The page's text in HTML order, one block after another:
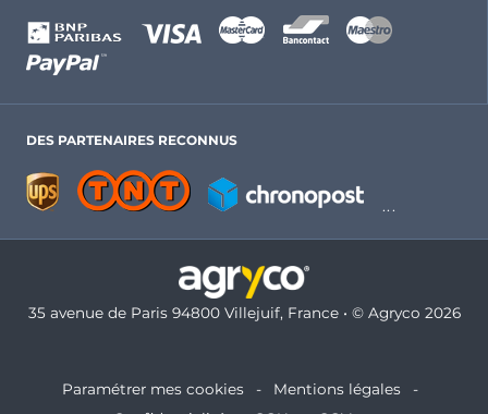
DES PARTENAIRES RECONNUS
35 avenue de Paris 94800 Villejuif, France • © Agryco 2026
Paramétrer mes cookies
Mentions légales